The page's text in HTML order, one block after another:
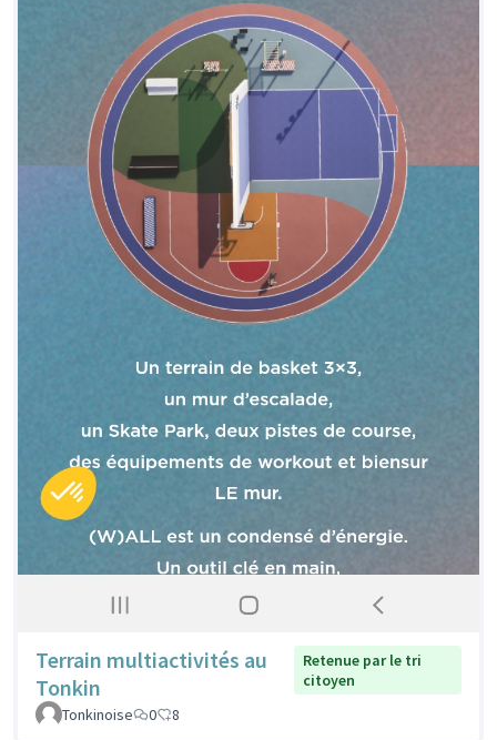
Terrain multiactivités au
Tonkin
Retenue par le tri
citoyen
Tonkinoise
0 8